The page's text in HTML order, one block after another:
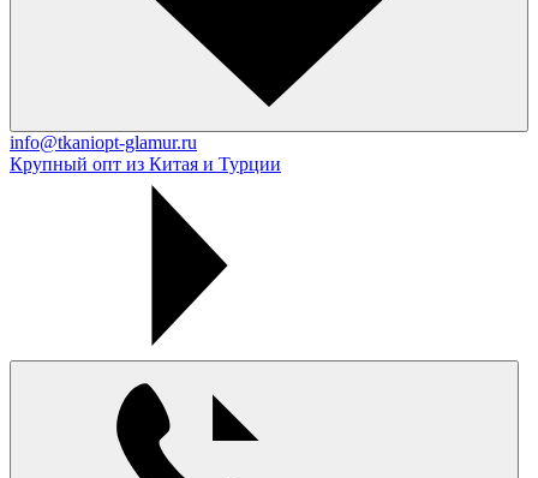
info@tkaniopt-glamur.ru
Крупный опт из Китая и Турции